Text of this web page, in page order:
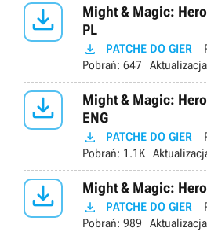

Might & Magic:
PL
 PATCHE DO GIER
Pobrań: 647 Aktualizacja

Might & Magic:
ENG
 PATCHE DO GIER
Pobrań: 1.1K
 Might & Magic:
 PATCHE DO GIER
Pobrań: 989 Aktualizacja